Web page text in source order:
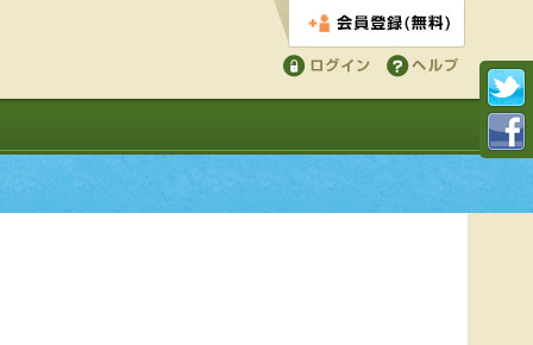
会員登録する